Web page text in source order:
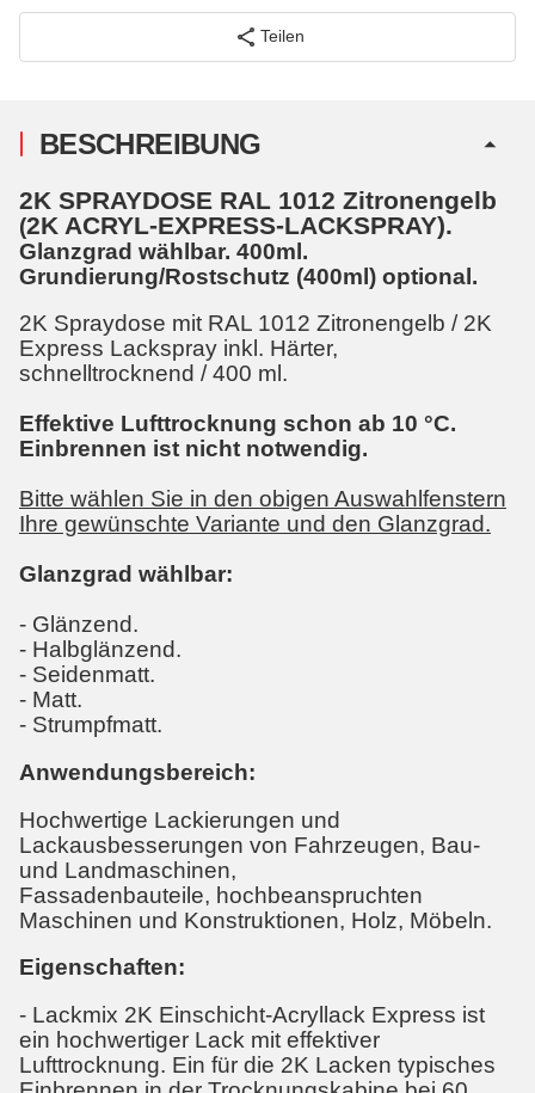
Teilen
BESCHREIBUNG
2K SPRAYDOSE RAL 1012 Zitronengelb
(2K ACRYL-EXPRESS-LACKSPRAY).
Glanzgrad wählbar. 400ml.
Grundierung/Rostschutz (400ml) optional.
2K Spraydose mit RAL 1012 Zitronengelb / 2K
Express Lackspray inkl. Härter,
schnelltrocknend / 400 ml.
Effektive Lufttrocknung schon ab 10 °C.
Einbrennen ist nicht notwendig.
Bitte wählen Sie in den obigen Auswahlfenstern
Ihre gewünschte Variante und den Glanzgrad.
Glanzgrad wählbar:
- Glänzend.
- Halbglänzend.
- Seidenmatt.
- Matt.
- Strumpfmatt.
Anwendungsbereich:
Hochwertige Lackierungen und
Lackausbesserungen von Fahrzeugen, Bau-
und Landmaschinen,
Fassadenbauteile, hochbeanspruchten
Maschinen und Konstruktionen, Holz, Möbeln.
Eigenschaften:
- Lackmix 2K Einschicht-Acryllack Express ist
ein hochwertiger Lack mit effektiver
Lufttrocknung. Ein für die 2K Lacken typisches